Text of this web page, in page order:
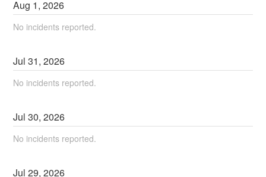
Aug 1,2026
No incidents reported.
Jul31,2026
No incidents reported.
Jul30,2026
No incidents reported.
Jul29,2026